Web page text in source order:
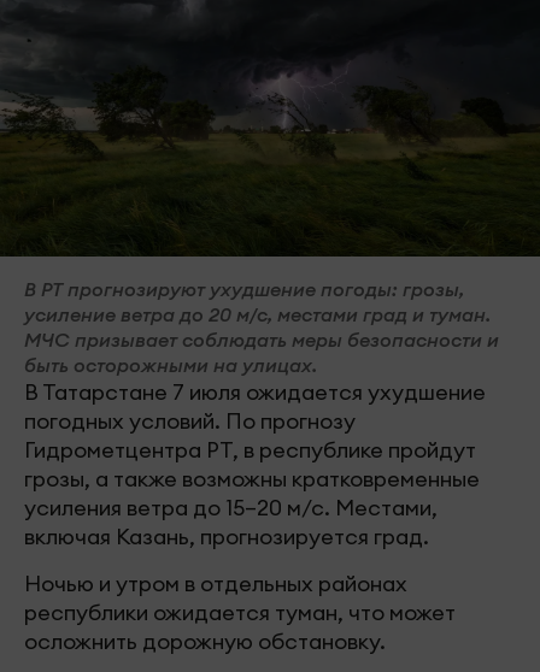
В РТ прогнозируют ухудшение погоды: грозы,
усиление ветра до 20 м/с, местами град и туман.
МЧС призывает соблюдать меры безопасности и
быть осторожными на улицах.
В Татарстане 7 июля ожидается ухудшение
погодных условий. По прогнозу
Гидрометцентра РТ, в республике пройдут
грозы, а также возможны кратковременные
усиления ветра до 15–20 м/с. Местами,
включая Казань, прогнозируется град.
Ночью и утром в отдельных районах
республики ожидается туман, что может
осложнить дорожную обстановку.